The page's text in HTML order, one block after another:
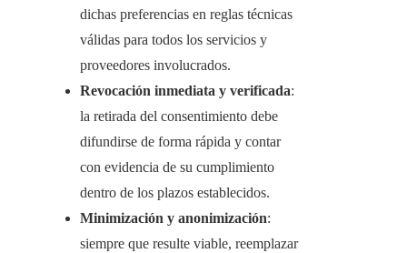
dichas preferencias en reglas técnicas
válidas para todos los servicios y
proveedores involucrados.
Revocación inmediata y verificada:
la retirada del consentimiento debe
difundirse de forma rápida y contar
con evidencia de su cumplimiento
dentro de los plazos establecidos.
Minimización y anonimización:
siempre que resulte viable, reemplazar